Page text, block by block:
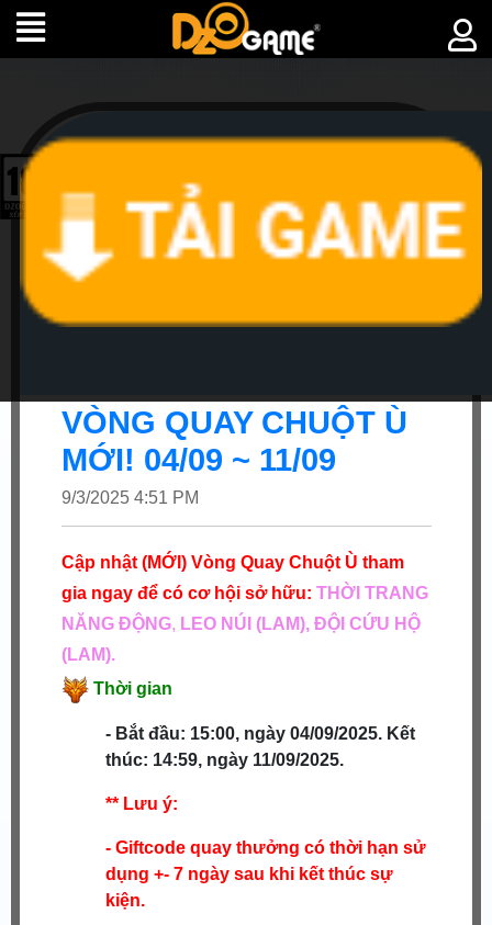
►
SỰ
VÒNG QUAY CHUỘT Ù
MỚI! 04/09 ~ 11/09
9/3/2025 4:51 PM
Cập nhật (MỚI) Vòng Quay Chuột Ù tham
gia ngay để có cơ hội sở hữu: THỜI TRANG
NĂNG ĐỘNG, LEO NÚI (LAM), ĐỘI CỨU HỘ
(LAM).
Thời gian
- Bắt đầu: 15:00, ngày 04/09/2025. Kết
thúc: 14:59, ngày 11/09/2025.
** Lưu ý:
- Giftcode quay thưởng có thời hạn sử
dụng +- 7 ngày sau khi kết thúc sự
kiện.